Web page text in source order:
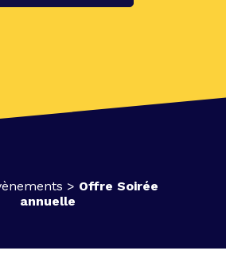
> Offre Soirée
annuelle